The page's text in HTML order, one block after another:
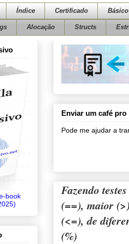
Índice Certificado Básico
Alocação Structs
Enviar um café
Pode me ajudar a
Fazendo
(==), maior
(<=), de
(%)
book